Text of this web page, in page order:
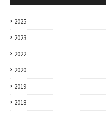
2025
2023
2022
2020
2019
2018